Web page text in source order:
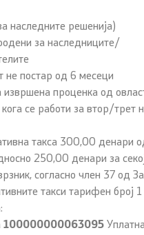
наследните решенија)
за наследниците/
не постар од 6 месеци
извршена проценка од
се работи за втор/трет
такса 300,00 денари
250,00 денари за
согласно член 37 од
такси тарифен број 1
100000000063095